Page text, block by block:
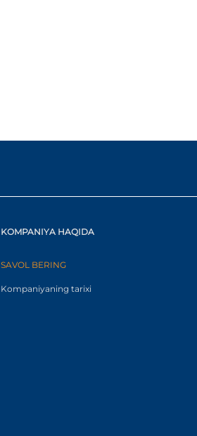
KOMPANIYA HAQIDA
SAVOL BERING
Kompaniyaning tarixi